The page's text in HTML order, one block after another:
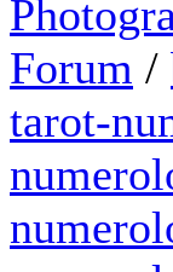
Forum /
tarot-